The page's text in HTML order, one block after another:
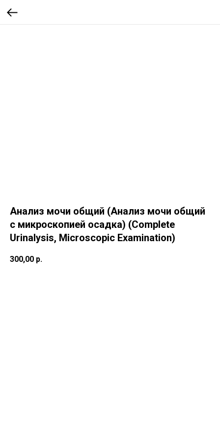
Анализ мочи общий (Анализ мочи общий
с микроскопией осадка) (Complete
Urinalysis, Microscopic Examination)
300,00 р.